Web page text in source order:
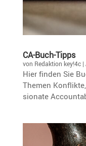
CA-Buch-Tipps
von Redaktion key!4c|
Hier finden Sie
Themen
sio­nate